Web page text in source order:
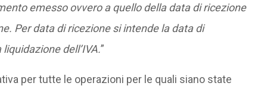
emesso ovvero a quello della data di ricezione
Per data di ricezione si intende la data di
dell’IVA.”
per tutte le operazioni per le quali siano state